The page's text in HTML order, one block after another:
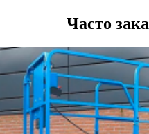
Часто